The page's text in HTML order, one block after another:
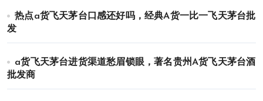
热点a货飞天茅台口感还好吗，经典A货一比一飞天茅台批
发
a货飞天茅台进货渠道愁眉锁眼，著名贵州A货飞天茅台酒
批发商